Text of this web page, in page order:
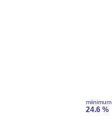
miinimum
24.6 %